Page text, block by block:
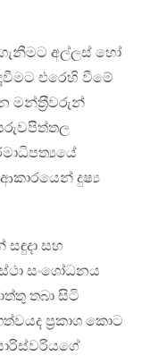
අල්ලස් හෝ
එරෙහි වීමේ
මන්ත‍්‍රීවරුන්
දුෂ්‍ය
සහ
සංශෝධනය
තබා සිටි
ප‍්‍රකාශ කොට